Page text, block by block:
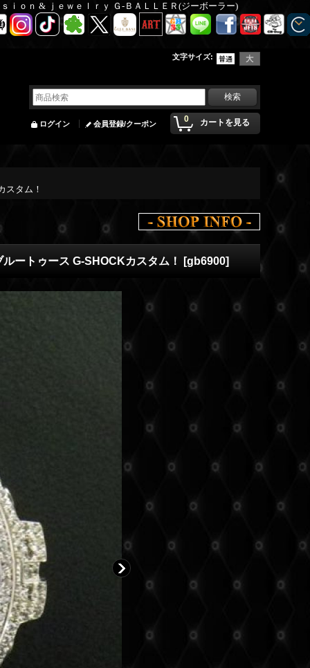
ｉｏｎ & ｊｅｗｅｌｒｙ Ｇ-ＢＡＬＬＥＲ(ジーボーラー)
文字サイズ:
0 カートを見る
ログイン 会員登録/クーポン
スタム！
ートゥース G-SHOCKカスタム！ [gb6900]